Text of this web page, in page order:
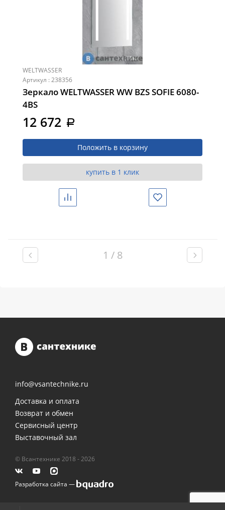
WELTWASSER
Артикул : 238356
Зеркало WELTWASSER WW BZS SOFIE 6080-
4BS
12 672 a
Положить в корзину
купить в 1 клик
Сравнить Избранное
1 / 8
info@vsantechnike.ru
Доставка и оплата
Возврат и обмен
Сервисный центр
Выставочный зал
© Всантехнике 2018 - 2026
Разработка сайта —